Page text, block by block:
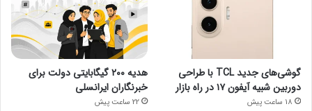
گوشی‌های جدید TCL با طراحی
دوربین شبیه آیفون ۱۷ در راه بازار
18 ساعت پیش
هدیه ۲۰۰ گیگابایتی دولت برای
خبرنگاران ایرانسلی
22 ساعت پیش